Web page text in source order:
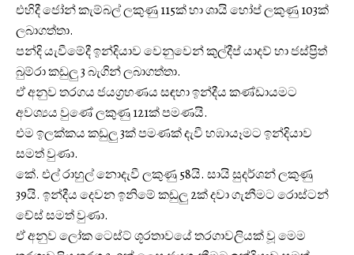
එහිදී ජෝන් කැම්බල් ලකුණු 115ක් හා ශායි හෝප් ලකුණු 103ක්
ලබාගත්තා.
පන්දි යැවීමේදී ඉන්දියාව වෙනුවෙන් කුල්දීප් යාදව් හා ජස්ප්‍රිත්
බුම්රා කඩුලු 3 බැගින් ලබාගත්තා.
ඒ අනුව තරගය ජයග්‍රහණය සඳහා ඉන්දීය කණ්ඩායමට
අවශ්‍යය වුණේ ලකුණු 121ක් පමණයි.
එම ඉලක්කය කඩුලු 3ක් පමණක් දැවී හඹායෑමට ඉන්දියාව
සමත් වුණා.
කේ. එල් රාහුල් නොදැවී ලකුණු 58යි. සායි සුදර්ශන් ලකුණු
39යි. ඉන්දීය දෙවන ඉනිමේ කඩුලු 2ක් දවා ගැනීමට රොස්ටන්
චේස් සමත් වුණා.
ඒ අනුව ලෝක ටෙස්ට් ශූරතාවයේ තරගාවලියක් වූ මෙම